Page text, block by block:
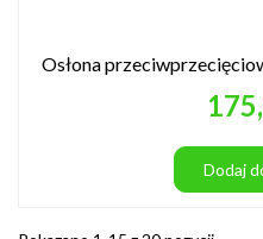
Osłona
Cena
Dodaj